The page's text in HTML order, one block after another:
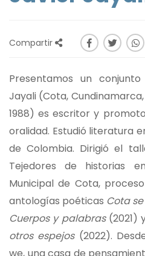
Compartir
Presentamos un
Jayali (Cota,
1988) es escritor y
oralidad. Estudió literatura
de Colombia. Dirigió el
Tejedores de historias
Municipal de Cota,
antologías poéticas Cota
Cuerpos y palabras(2021)
otros espejos (2022).